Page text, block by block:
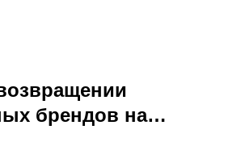
брендов на